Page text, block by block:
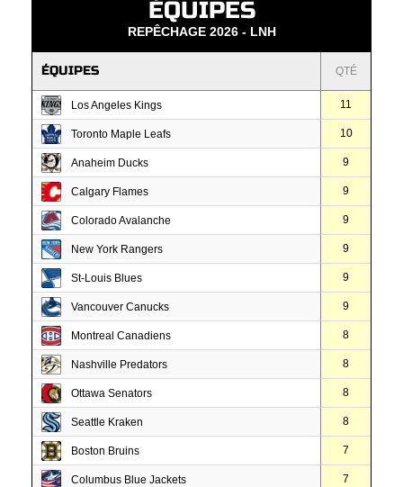
ÉQUIPES
REPÊCHAGE 2026 - LNH
ÉQUIPES QTÉ
Los Angeles Kings 11
Toronto Maple Leafs 10
Anaheim Ducks 9
Calgary Flames 9
Colorado Avalanche 9
New York Rangers 9
St-Louis Blues 9
Vancouver Canucks 9
Montreal Canadiens 8
Nashville Predators 8
Ottawa Senators 8
Seattle Kraken 8
Boston Bruins 7
Columbus Blue Jackets 7